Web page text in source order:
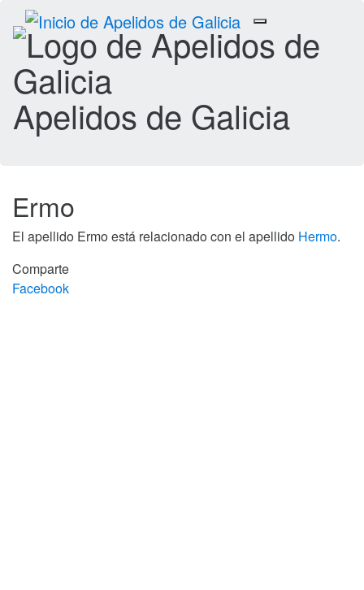
Toggle
navigation
Apelidos de Galicia
Ermo
El apellido Ermo está relacionado con el apellido Hermo.
Comparte
Facebook